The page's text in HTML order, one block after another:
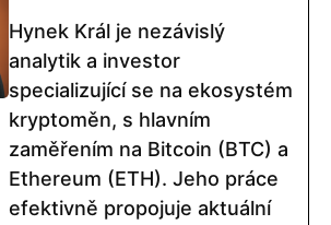
Hynek Král je nezávislý
analytik a investor
specializující se na ekosystém
kryptoměn, s hlavním
zaměřením na Bitcoin (BTC) a
Ethereum (ETH). Jeho práce
efektivně propojuje aktuální